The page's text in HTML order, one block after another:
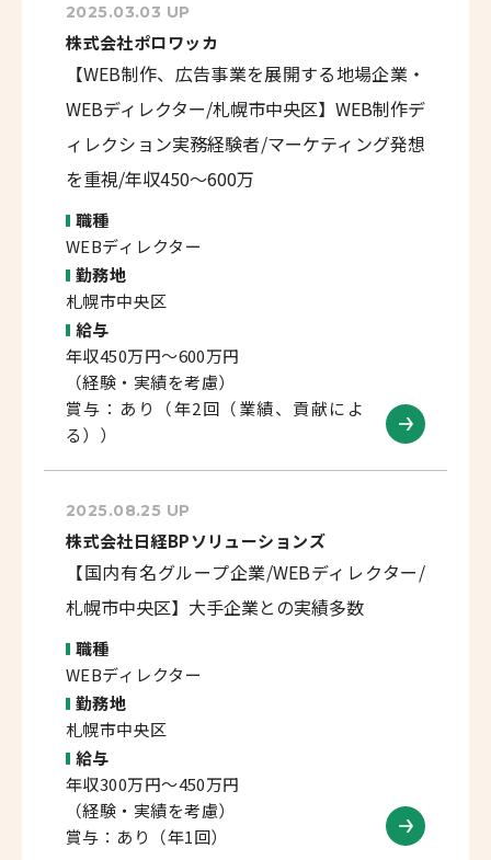
2025.03.03 UP
株式会社ポロワッカ
【WEB制作、広告事業を展開する地場企業・
WEBディレクター/札幌市中央区】WEB制作デ
ィレクション実務経験者/マーケティング発想
を重視/年収450～600万
職種
WEBディレクター
勤務地
札幌市中央区
給与
年収450万円～600万円
（経験・実績を考慮）
賞与：あり（年2回（業績、貢献によ
る））
2025.08.25 UP
株式会社日経BPソリューションズ
【国内有名グループ企業/WEBディレクター/
札幌市中央区】大手企業との実績多数
職種
WEBディレクター
勤務地
札幌市中央区
給与
年収300万円～450万円
（経験・実績を考慮）
賞与：あり（年1回）